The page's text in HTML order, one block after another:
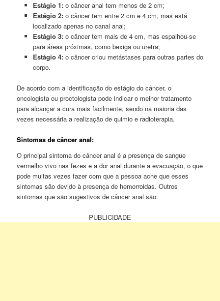
Estágio 1:o câncer anal tem menos de 2 cm;
Estágio 2:o câncer tem entre 2 cm e 4 cm, mas está
localizado apenas no canal anal;
Estágio 3:o câncer tem mais de 4 cm, mas espalhou-se
para áreas próximas, como bexiga ou uretra;
Estágio 4:o câncer criou metástases para outras partes do
corpo.
De acordo com a identificação do estágio do câncer, o
oncologista ou proctologista pode indicar o melhor tratamento
para alcançar a cura mais facilmente, sendo na maioria das
vezes necessária a realização de quimio e radioterapia.
Sintomas de câncer anal:
O principal sintoma do câncer anal é a presença de sangue
vermelho vivo nas fezes e a dor anal durante a evacuação, o que
pode muitas vezes fazer com que a pessoa ache que esses
sintomas são devido à presença de hemorroidas. Outros
sintomas que são sugestivos de câncer anal são:
PUBLICIDADE